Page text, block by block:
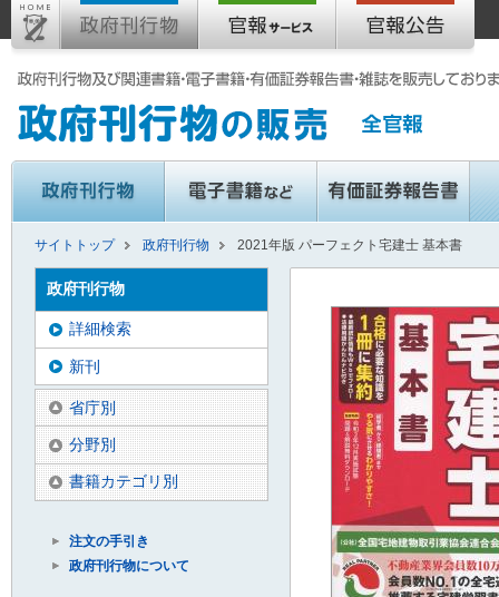
サイトトップ 政府刊行物 2021年版 パーフェクト宅建士 基本書
政府刊行物
詳細検索
新刊
省庁別
分野別
書籍カテゴリ別
注文の手引き
政府刊行物について